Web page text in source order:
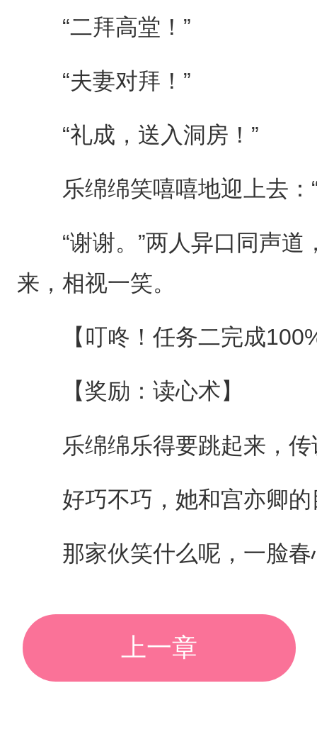
“二拜高堂！”
“夫妻对拜！”
“礼成，送入洞房！”
乐绵绵笑嘻嘻地迎上去：“
“谢谢。”两人异口同声道
来，相视一笑。
【叮咚！任务二完成
【奖励：读心术】
乐绵绵乐得要跳起来，传
好巧不巧，她和宫亦卿的
那家伙笑什么呢，一脸春
上一章